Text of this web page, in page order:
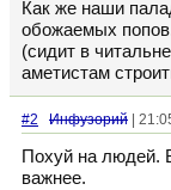
Как же наши
обожаемых
(сидит в
аметистам
#2 Инфузорий |
Похуй на людей.
важнее.